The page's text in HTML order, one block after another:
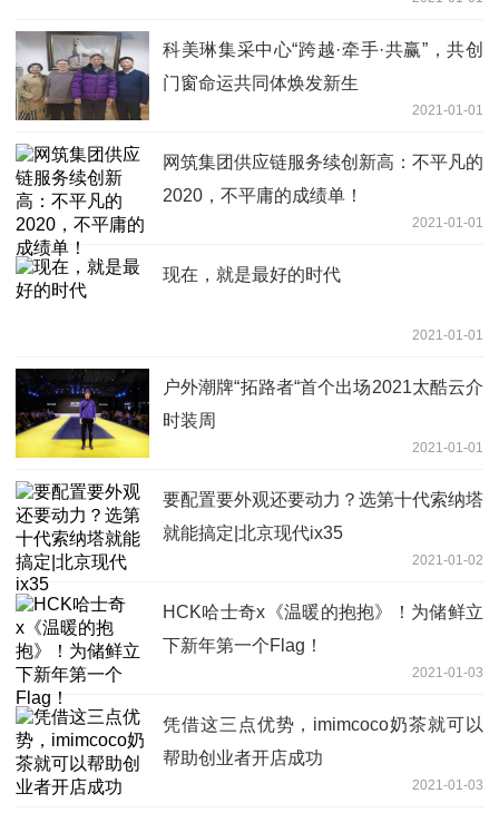
科美琳集采中心“跨越·牵手·共赢”，共创
门窗命运共同体焕发新生
2021-01-01
网筑集团供应链服务续创新高：不平凡的
2020，不平庸的成绩单！
2021-01-01
现在，就是最好的时代
2021-01-01
户外潮牌“拓路者“首个出场2021太酷云介
时装周
2021-01-01
要配置要外观还要动力？选第十代索纳塔
就能搞定|北京现代ix35
2021-01-02
HCK哈士奇x《温暖的抱抱》！为储鲜立
下新年第一个Flag！
2021-01-03
凭借这三点优势，imimcoco奶茶就可以
帮助创业者开店成功
2021-01-03